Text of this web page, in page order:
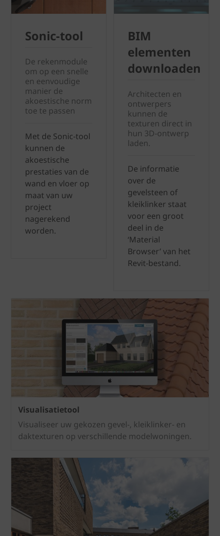
Sonic-tool
De rekenmodule
om op een snelle
en eenvoudige
manier de
akoestische norm
toe te passen
Met de Sonic-tool
kunnen de
akoestische
prestaties van de
wand en vloer op
maat van uw
project
nagerekend
worden.
BIM
elementen
downloaden
Architecten en
ontwerpers
kunnen de
texturen direct in
hun 3D-ontwerp
laden.
De informatie
over de
gevelsteen of
kleiklinker staat
voor een groot
deel in de
‘Material
Browser’ van het
Revit-bestand.
Visualisatietool
Visualiseer uw gekozen gevel-, kleiklinker- en
daktexturen op verschillende modelwoningen.